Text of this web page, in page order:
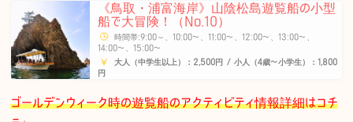
《鳥取・浦富海岸》山陰松島遊覧船の小型
船で大冒険！（No.10）
時間帯:9:00～、10:00〜、11:00〜、12:00〜、13:00〜、
14:00〜、15:00〜
大人（中学生以上）：2,500円 / 小人（4歳〜小学生）：1,800
円
ゴールデンウィーク時の遊覧船のアクティビティ情報詳細はコチ